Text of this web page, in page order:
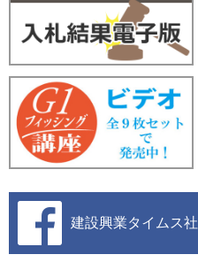
建設興業タイムス社